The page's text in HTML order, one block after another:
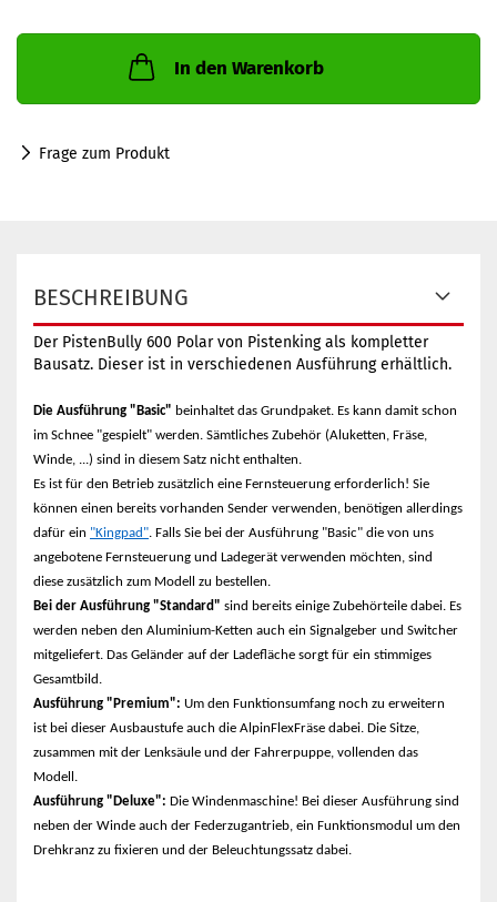
In den Warenkorb
Frage zum Produkt
BESCHREIBUNG
Der PistenBully 600 Polar von Pistenking als kompletter
Bausatz. Dieser ist in verschiedenen Ausführung erhältlich.
Die Ausführung "Basic" beinhaltet das Grundpaket. Es kann damit schon
im Schnee "gespielt" werden. Sämtliches Zubehör (Aluketten, Fräse,
Winde, ...) sind in diesem Satz nicht enthalten.
Es ist für den Betrieb zusätzlich eine Fernsteuerung erforderlich! Sie
können einen bereits vorhanden Sender verwenden, benötigen allerdings
dafür ein "Kingpad". Falls Sie bei der Ausführung "Basic" die von uns
angebotene Fernsteuerung und Ladegerät verwenden möchten, sind
diese zusätzlich zum Modell zu bestellen.
Bei der Ausführung "Standard" sind bereits einige Zubehörteile dabei. Es
werden neben den Aluminium-Ketten auch ein Signalgeber und Switcher
mitgeliefert. Das Geländer auf der Ladefläche sorgt für ein stimmiges
Gesamtbild.
Ausführung "Premium": Um den Funktionsumfang noch zu erweitern
ist bei dieser Ausbaustufe auch die AlpinFlexFräse dabei. Die Sitze,
zusammen mit der Lenksäule und der Fahrerpuppe, vollenden das
Modell.
Ausführung "Deluxe": Die Windenmaschine! Bei dieser Ausführung sind
neben der Winde auch der Federzugantrieb, ein Funktionsmodul um den
Drehkranz zu fixieren und der Beleuchtungssatz dabei.